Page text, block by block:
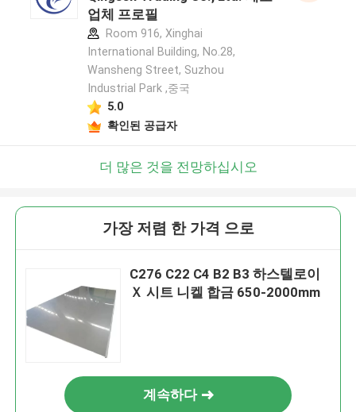
업체 프로필
Room 916, Xinghai
International Building, No.28,
Wansheng Street, Suzhou
Industrial Park ,중국
5.0
확인된 공급자
더 많은 것을 전망하십시오
가장 저렴 한 가격 으로
C276 C22 C4 B2 B3 하스텔로이
Ｘ 시트 니켈 합금 650-2000mm
계속하다